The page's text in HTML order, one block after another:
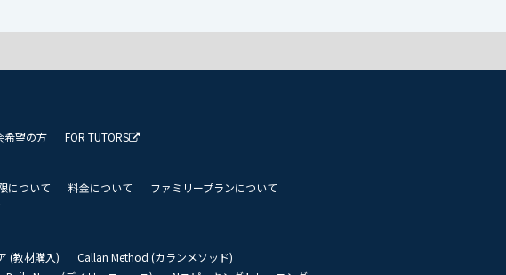
希望の方 FOR TUTORS
について 料金について
ファミリープランについて
(教材購入)
Callan Method (カランメソッド)